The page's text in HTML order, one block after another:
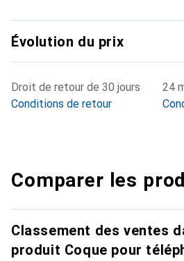
Évolution du prix
Droit de retour de 30 jours
Conditions de retour
24
Comparer les
Classement des ventes
produit Coque pour